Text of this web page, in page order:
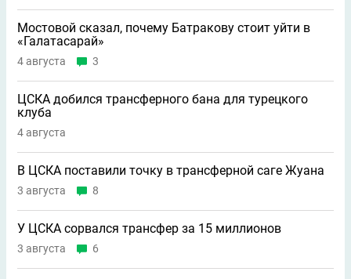
Мостовой сказал, почему Батракову стоит уйти в
«Галатасарай»
4 августа 3
ЦСКА добился трансферного бана для турецкого
клуба
4 августа
В ЦСКА поставили точку в трансферной саге Жуана
3 августа 8
У ЦСКА сорвался трансфер за 15 миллионов
3 августа 6